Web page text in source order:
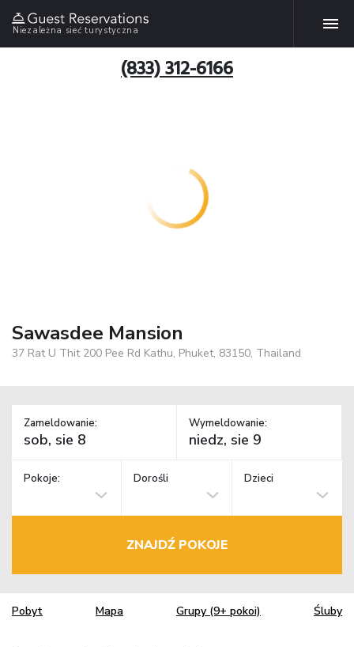
Niezależna sieć turystyczna
(833) 312-6166
Sawasdee Mansion
37 Rat U Thit 200 Pee Rd Kathu, Phuket, 83150, Thailand
Zameldowanie: Wymeldowanie:
Pokoje: Dorośli Dzieci
ZNAJDŹ POKOJE
Pobyt Mapa Grupy (9+ pokoi) Śluby